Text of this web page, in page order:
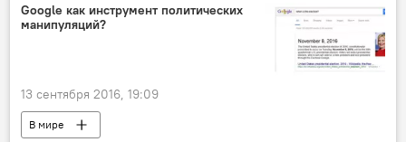
Google как инструмент политических
манипуляций?
13 сентября 2016, 19:09
В мире